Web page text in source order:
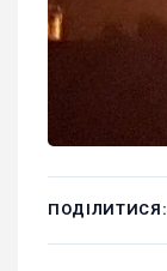
ПОДІЛИТИСЯ: